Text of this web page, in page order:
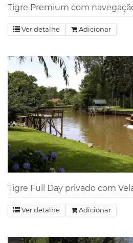
Tigre Premium com
Ver detalhe Adicionar
Tigre Full Day privado com
Ver detalhe Adicionar